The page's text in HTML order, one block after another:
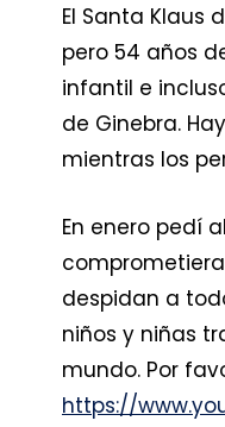
El Santa Klaus
pero 54 años
infantil e
de Ginebra.
mientras los
En enero pedí
despidan a
niños y niñas
mundo. Por
https://